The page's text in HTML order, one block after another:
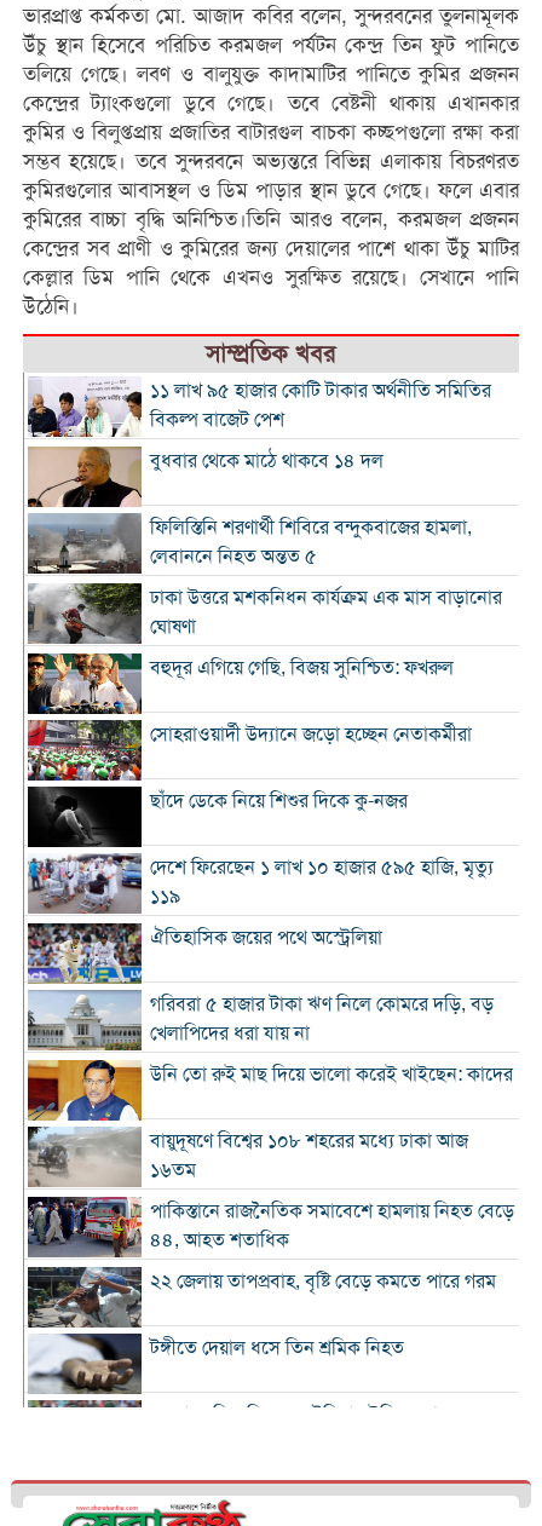
ভারপ্রাপ্ত কর্মকতা মো. আজাদ কবির বলেন, সুন্দরবনের তুলনামূলক
উঁচু স্থান হিসেবে পরিচিত করমজল পর্যটন কেন্দ্র তিন ফুট পানিতে
তলিয়ে গেছে। লবণ ও বালুযুক্ত কাদামাটির পানিতে কুমির প্রজনন
কেন্দ্রের ট্যাংকগুলো ডুবে গেছে। তবে বেষ্টনী থাকায় এখানকার
কুমির ও বিলুপ্তপ্রায় প্রজাতির বাটারগুল বাচকা কচ্ছপগুলো রক্ষা করা
সম্ভব হয়েছে। তবে সুন্দরবনে অভ্যন্তরে বিভিন্ন এলাকায় বিচরণরত
কুমিরগুলোর আবাসস্থল ও ডিম পাড়ার স্থান ডুবে গেছে। ফলে এবার
কুমিরের বাচ্চা বৃদ্ধি অনিশ্চিত।তিনি আরও বলেন, করমজল প্রজনন
কেন্দ্রের সব প্রাণী ও কুমিরের জন্য দেয়ালের পাশে থাকা উঁচু মাটির
কেল্লার ডিম পানি থেকে এখনও সুরক্ষিত রয়েছে। সেখানে পানি
উঠেনি।
সাম্প্রতিক খবর
১১ লাখ ৯৫ হাজার কোটি টাকার অর্থনীতি সমিতির
বিকল্প বাজেট পেশ
বুধবার থেকে মাঠে থাকবে ১৪ দল
ফিলিস্তিনি শরণার্থী শিবিরে বন্দুকবাজের হামলা,
লেবাননে নিহত অন্তত ৫
ঢাকা উত্তরে মশকনিধন কার্যক্রম এক মাস বাড়ানোর
ঘোষণা
বহুদূর এগিয়ে গেছি, বিজয় সুনিশ্চিত: ফখরুল
সোহরাওয়ার্দী উদ্যানে জড়ো হচ্ছেন নেতাকর্মীরা
ছাঁদে ডেকে নিয়ে শিশুর দিকে কু-নজর
দেশে ফিরেছেন ১ লাখ ১০ হাজার ৫৯৫ হাজি, মৃত্যু
১১৯
ঐতিহাসিক জয়ের পথে অস্ট্রেলিয়া
গরিবরা ৫ হাজার টাকা ঋণ নিলে কোমরে দড়ি, বড়
খেলাপিদের ধরা যায় না
উনি তো রুই মাছ দিয়ে ভালো করেই খাইছেন: কাদের
বায়ুদূষণে বিশ্বের ১০৮ শহরের মধ্যে ঢাকা আজ
১৬তম
পাকিস্তানে রাজনৈতিক সমাবেশে হামলায় নিহত বেড়ে
৪৪, আহত শতাধিক
২২ জেলায় তাপপ্রবাহ, বৃষ্টি বেড়ে কমতে পারে গরম
টঙ্গীতে দেয়াল ধসে তিন শ্রমিক নিহত
১২ রানে লিড নিয়ে অস্ট্রেলিয়ার ইনিংস শেষ
গলে যাওয়া হিমবাহ থেকে মিলল ৩৭ বছর আগে
নিখোঁজ পর্যটকের মরদেহ